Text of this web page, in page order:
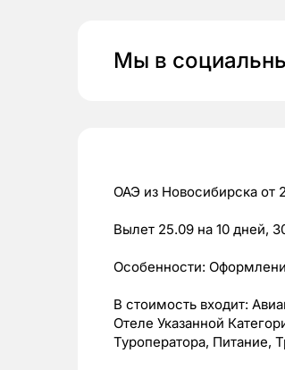
Мы в
ОАЭ из Новосибирска от
Вылет 25.09 на 10 дней,
Особенности:
В стоимость входит:
Отеле Указанной
Туроператора, Питание,